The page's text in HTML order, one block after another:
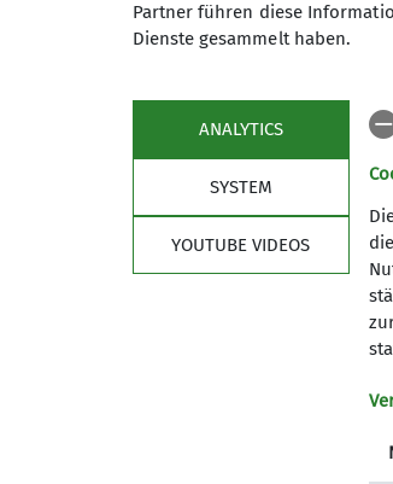
Mit der bestandenen
Touren und
Partner führen diese
Dienste gesammelt haben.
ANALYTICS
SYSTEM
YOUTUBE VIDEOS